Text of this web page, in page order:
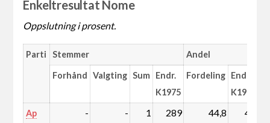
Enkeltresultat Nome
Oppslutning i prosent.
Parti Stemmer Andel
Forhånd Valgting Sum Endr.
K1975
Fordeling Endr.
K1975
Ap - -
1
289 44,8 4,3